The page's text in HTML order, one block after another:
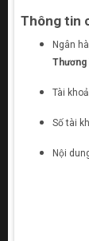
Thông tin
Ngân
Thương
Tài
Số tài
Nội